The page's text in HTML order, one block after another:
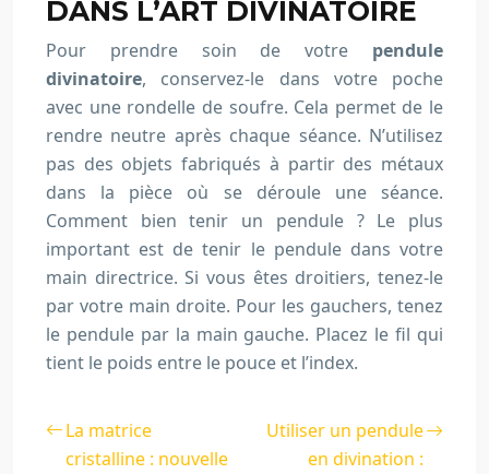
DANS L’ART DIVINATOIRE
Pour prendre soin de votre pendule
divinatoire, conservez-le dans votre poche
avec une rondelle de soufre. Cela permet de le
rendre neutre après chaque séance. N’utilisez
pas des objets fabriqués à partir des métaux
dans la pièce où se déroule une séance.
Comment bien tenir un pendule ? Le plus
important est de tenir le pendule dans votre
main directrice. Si vous êtes droitiers, tenez-le
par votre main droite. Pour les gauchers, tenez
le pendule par la main gauche. Placez le fil qui
tient le poids entre le pouce et l’index.
La matrice
cristalline : nouvelle
Utiliser un pendule
en divination :